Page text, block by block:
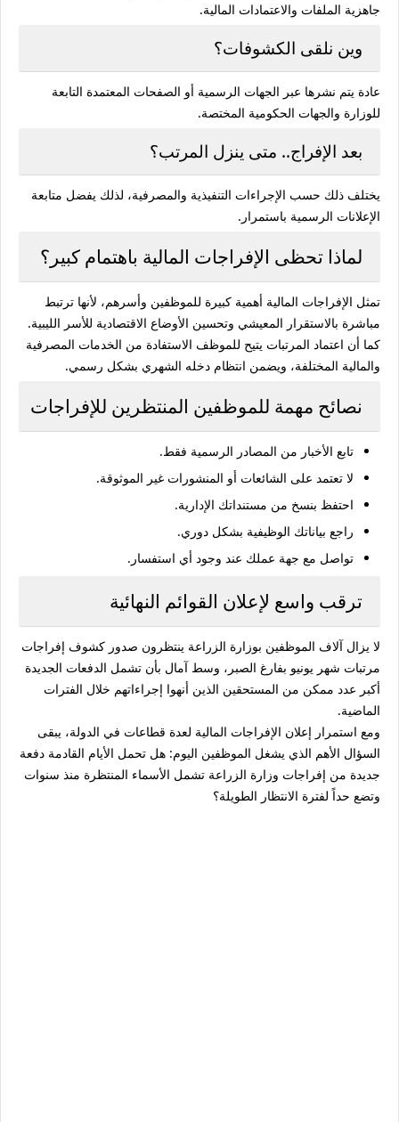
جاهزية الملفات والاعتمادات المالية.
وين نلقى الكشوفات؟
عادة يتم نشرها عبر الجهات الرسمية أو الصفحات المعتمدة التابعة
للوزارة والجهات الحكومية المختصة.
بعد الإفراج.. متى ينزل المرتب؟
يختلف ذلك حسب الإجراءات التنفيذية والمصرفية، لذلك يفضل متابعة
الإعلانات الرسمية باستمرار.
لماذا تحظى الإفراجات المالية باهتمام كبير؟
تمثل الإفراجات المالية أهمية كبيرة للموظفين وأسرهم، لأنها ترتبط
مباشرة بالاستقرار المعيشي وتحسين الأوضاع الاقتصادية للأسر الليبية.
كما أن اعتماد المرتبات يتيح للموظف الاستفادة من الخدمات المصرفية
والمالية المختلفة، ويضمن انتظام دخله الشهري بشكل رسمي.
نصائح مهمة للموظفين المنتظرين للإفراجات
تابع الأخبار من المصادر الرسمية فقط.
لا تعتمد على الشائعات أو المنشورات غير الموثوقة.
احتفظ بنسخ من مستنداتك الإدارية.
راجع بياناتك الوظيفية بشكل دوري.
تواصل مع جهة عملك عند وجود أي استفسار.
ترقب واسع لإعلان القوائم النهائية
لا يزال آلاف الموظفين بوزارة الزراعة ينتظرون صدور كشوف إفراجات
مرتبات شهر يونيو بفارغ الصبر، وسط آمال بأن تشمل الدفعات الجديدة
أكبر عدد ممكن من المستحقين الذين أنهوا إجراءاتهم خلال الفترات
الماضية.
ومع استمرار إعلان الإفراجات المالية لعدة قطاعات في الدولة، يبقى
السؤال الأهم الذي يشغل الموظفين اليوم: هل تحمل الأيام القادمة دفعة
جديدة من إفراجات وزارة الزراعة تشمل الأسماء المنتظرة منذ سنوات
وتضع حداً لفترة الانتظار الطويلة؟